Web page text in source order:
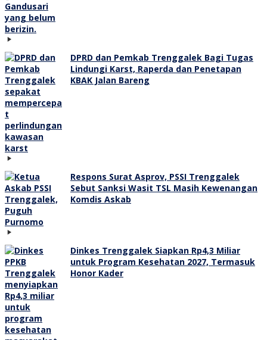
DPRD dan Pemkab Trenggalek Bagi Tugas
Lindungi Karst, Raperda dan Penetapan
KBAK Jalan Bareng
Respons Surat Asprov, PSSI Trenggalek
Sebut Sanksi Wasit TSL Masih Kewenangan
Komdis Askab
Dinkes Trenggalek Siapkan Rp4,3 Miliar
untuk Program Kesehatan 2027, Termasuk
Honor Kader